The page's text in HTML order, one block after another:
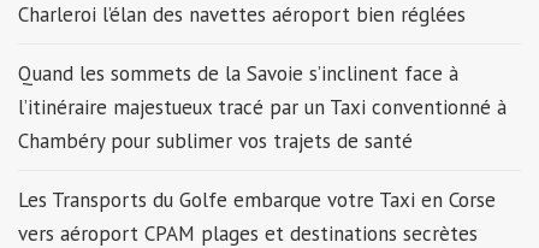
Charleroi l’élan des navettes aéroport bien réglées
Quand les sommets de la Savoie s’inclinent face à
l’itinéraire majestueux tracé par un Taxi conventionné à
Chambéry pour sublimer vos trajets de santé
Les Transports du Golfe embarque votre Taxi en Corse
vers aéroport CPAM plages et destinations secrètes